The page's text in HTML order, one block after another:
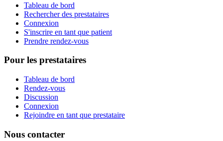
Tableau de bord
Rechercher des prestataires
Connexion
S'inscrire en tant que patient
Prendre rendez-vous
Pour les prestataires
Tableau de bord
Rendez-vous
Discussion
Connexion
Rejoindre en tant que prestataire
Nous contacter